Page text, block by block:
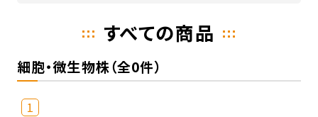
すべての商品
細胞・微生物株（全0件）
1